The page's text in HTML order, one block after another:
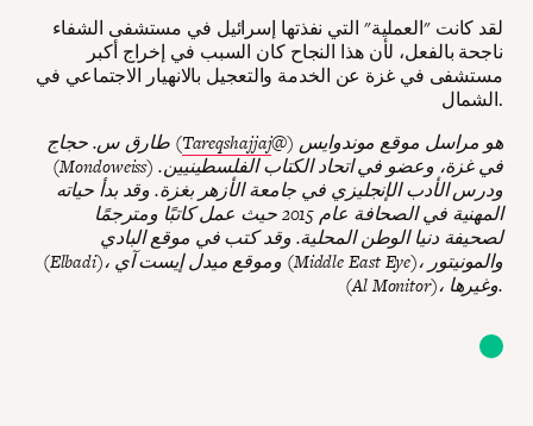
لقد كانت "العملية" التي نفذتها إسرائيل في مستشفى الشفاء
ناجحة بالفعل، لأن هذا النجاح كان السبب في إخراج أكبر
مستشفى في غزة عن الخدمة والتعجيل بالانهيار الاجتماعي في
الشمال.
طارق س. حجاج (Tareqshajjaj@) هو مراسل موقع موندوايس
(Mondoweiss) في غزة، وعضو في اتحاد الكتاب الفلسطينيين.
ودرس الأدب الإنجليزي في جامعة الأزهر بغزة. وقد بدأ حياته
المهنية في الصحافة عام 2015 حيث عمل كاتبًا ومترجمًا
لصحيفة دنيا الوطن المحلية. وقد كتب في موقع البادي
(Elbadi)، وموقع ميدل إيست آي (Middle East Eye)، والمونيتور
(Al Monitor)، وغيرها.